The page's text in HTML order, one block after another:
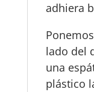
adhiera
lado del
una
plástico